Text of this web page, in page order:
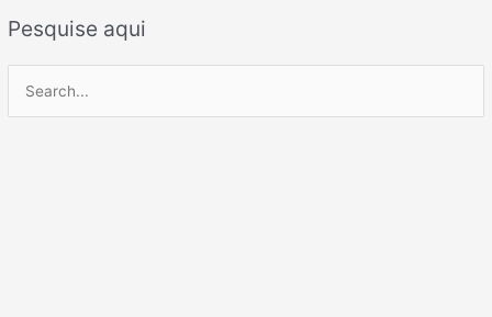
Pesquise aqui